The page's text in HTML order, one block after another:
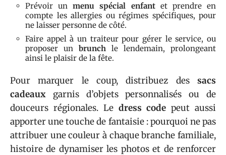
Prévoir unmenu spécial enfantet prendre en
compte les allergies ou régimes spécifiques, pour
ne laisser personne de côté.
Faire appel à un traiteur pour gérer le service, ou
proposer un brunch le lendemain, prolongeant
ainsi le plaisir de la fête.
Pour marquer le coup, distribuez des sacs
cadeaux garnis d’objets personnalisés ou de
douceurs régionales. Le dress code peut aussi
apporter une touche de fantaisie : pourquoi ne pas
attribuer une couleur à chaque branche familiale,
histoire de dynamiser les photos et de renforcer